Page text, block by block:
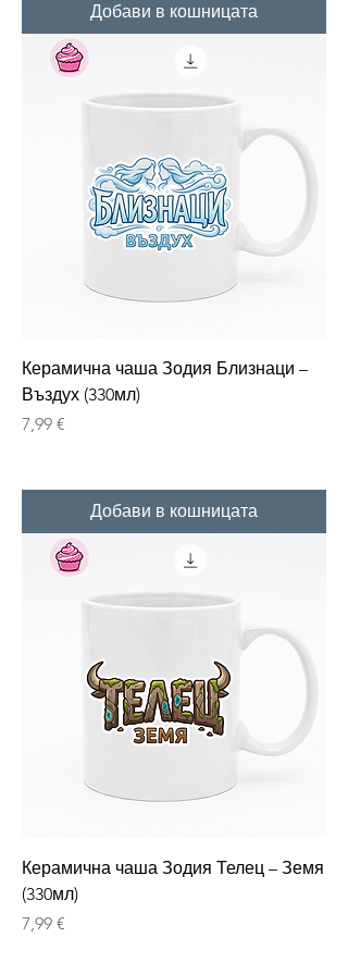
Добави в кошницата
Керамична чаша Зодия Близнаци –
Въздух (330мл)
Цена
7,99 €
Добави в кошницата
Керамична чаша Зодия Телец – Земя
(330мл)
Цена
7,99 €